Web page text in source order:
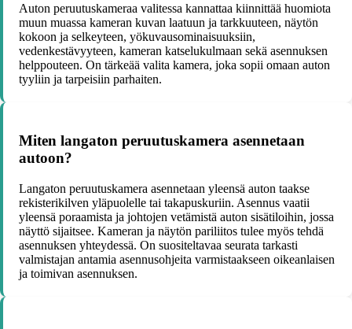
Auton peruutuskameraa valitessa kannattaa kiinnittää huomiota
muun muassa kameran kuvan laatuun ja tarkkuuteen, näytön
kokoon ja selkeyteen, yökuvausominaisuuksiin,
vedenkestävyyteen, kameran katselukulmaan sekä asennuksen
helppouteen. On tärkeää valita kamera, joka sopii omaan auton
tyyliin ja tarpeisiin parhaiten.
Miten langaton peruutuskamera asennetaan
autoon?
Langaton peruutuskamera asennetaan yleensä auton taakse
rekisterikilven yläpuolelle tai takapuskuriin. Asennus vaatii
yleensä poraamista ja johtojen vetämistä auton sisätiloihin, jossa
näyttö sijaitsee. Kameran ja näytön pariliitos tulee myös tehdä
asennuksen yhteydessä. On suositeltavaa seurata tarkasti
valmistajan antamia asennusohjeita varmistaakseen oikeanlaisen
ja toimivan asennuksen.